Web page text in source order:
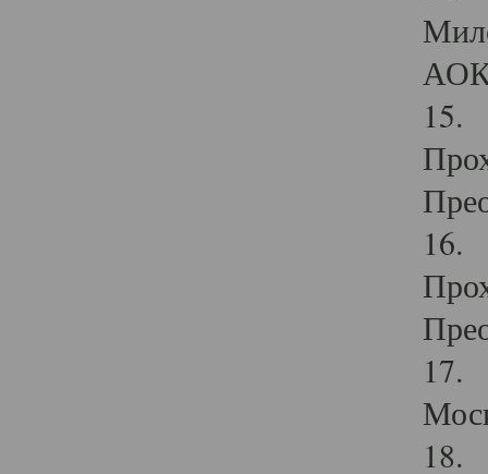
15.
16.
17.
18.